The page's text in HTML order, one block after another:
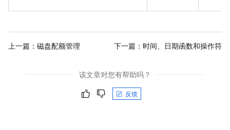
上一篇： 磁盘配额管理 下一篇： 时间、日期函数和操作符
该文章对您有帮助吗？
反馈